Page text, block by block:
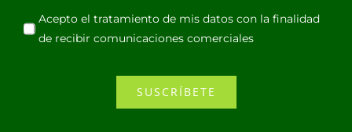
Acepto el tratamiento de mis datos con la finalidad
de recibir comunicaciones comerciales
SUSCRÍBETE